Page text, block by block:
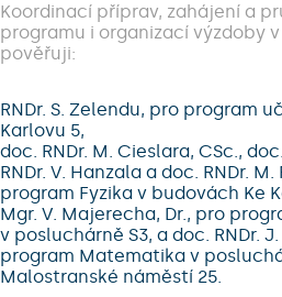
Koordinací příprav, zahájení a
programu i organizací výzdoby
pověřuji:
RNDr. S. Zelendu, pro program
Karlovu 5,
doc. RNDr. M. Cieslara, CSc.,
RNDr. V. Hanzala a doc. RNDr.
program Fyzika v budovách Ke
Mgr. V. Majerecha, Dr., pro
v posluchárně S3, a doc. RNDr.
program Matematika v
Malostranské náměstí 25.